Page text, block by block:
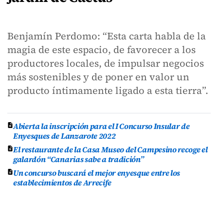
Benjamín Perdomo: “Esta carta habla de la
magia de este espacio, de favorecer a los
productores locales, de impulsar negocios
más sostenibles y de poner en valor un
producto íntimamente ligado a esta tierra”.
Abierta la inscripción para el I Concurso Insular de
Enyesques de Lanzarote 2022
El restaurante de la Casa Museo del Campesino recoge el
galardón “Canarias sabe a tradición”
Un concurso buscará el mejor enyesque entre los
establecimientos de Arrecife